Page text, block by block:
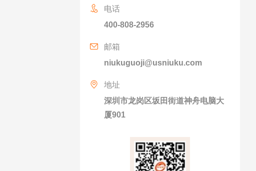
电话
400-808-2956
邮箱
niukuguoji@usniuku.com
地址
深圳市龙岗区坂田街道神舟电脑大
厦901